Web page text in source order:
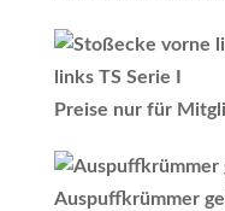
links TS Serie I
Preise nur für
Auspuffkrümmer